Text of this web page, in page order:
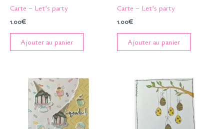
Carte – Let’s party
1.00€
Ajouter au panier
Carte – Let’s party
1.00€
Ajouter au panier